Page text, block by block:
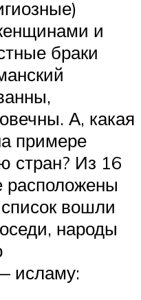
и
браки
А, какая
примере
стран? Из 16
расположены
вошли
народы
исламу: